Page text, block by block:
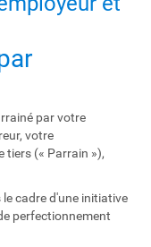
par votre
votre
tiers (« Parrain »),
cadre d'une initiative
perfectionnement